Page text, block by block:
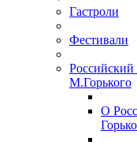
Гастроли
Фестивали
Российский
М.Горького
О